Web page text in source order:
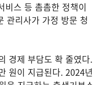
비스 등 촘촘한 정책이
관리사가 가정 방문 청
경제 부담도 확 줄였다.
원이 지급된다. 2024년